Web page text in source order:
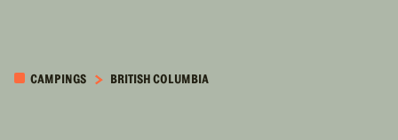
CONTENUCAMPINGS BRITISH COLUMBIA